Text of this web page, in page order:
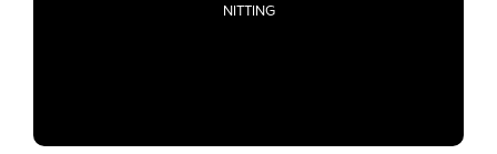
NITTING